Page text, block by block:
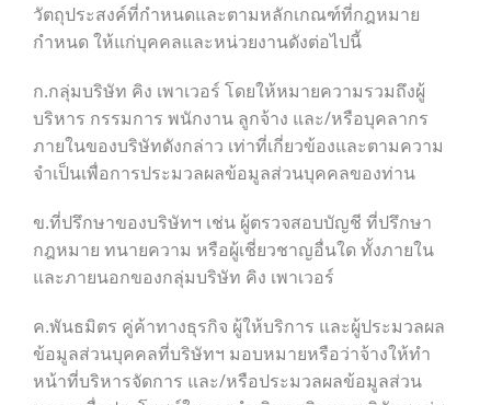
วัตถุประสงค์ที่กำหนดและตามหลักเกณฑ์ที่กฎหมาย
กำหนด ให้แก่บุคคลและหน่วยงานดังต่อไปนี้
ก.กลุ่มบริษัท คิง เพาเวอร์ โดยให้หมายความรวมถึงผู้
บริหาร กรรมการ พนักงาน ลูกจ้าง และ/หรือบุคลากร
ภายในของบริษัทดังกล่าว เท่าที่เกี่ยวข้องและตามความ
จำเป็นเพื่อการประมวลผลข้อมูลส่วนบุคคลของท่าน
ข.ที่ปรึกษาของบริษัทฯ เช่น ผู้ตรวจสอบบัญชี ที่ปรึกษา
กฎหมาย ทนายความ หรือผู้เชี่ยวชาญอื่นใด ทั้งภายใน
และภายนอกของกลุ่มบริษัท คิง เพาเวอร์
ค.พันธมิตร คู่ค้าทางธุรกิจ ผู้ให้บริการ และผู้ประมวลผล
ข้อมูลส่วนบุคคลที่บริษัทฯ มอบหมายหรือว่าจ้างให้ทำ
หน้าที่บริหารจัดการ และ/หรือประมวลผลข้อมูลส่วน